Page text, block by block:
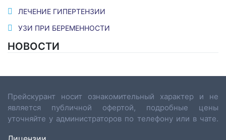
ЛЕЧЕНИЕ ГИПЕРТЕНЗИИ
УЗИ ПРИ БЕРЕМЕННОСТИ
НОВОСТИ
Прейскурант носит ознакомительный характер и не
является публичной офертой, подробные цены
уточняйте у администраторов по телефону или в чате.